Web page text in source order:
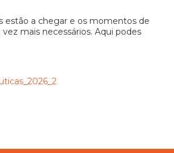
estão a chegar e os momentos de
vez mais necessários. Aqui podes